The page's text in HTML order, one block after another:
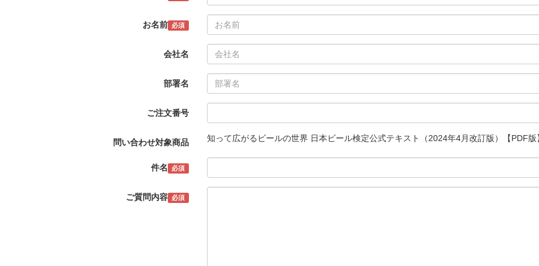
お名前 必須
会社名
部署名
ご注文番号
問い合わせ対象商品 知って広がるビールの世界 日本ビール検定公式テキスト（2024年4月改訂版）【PDF版
件名 必須
ご質問内容 必須